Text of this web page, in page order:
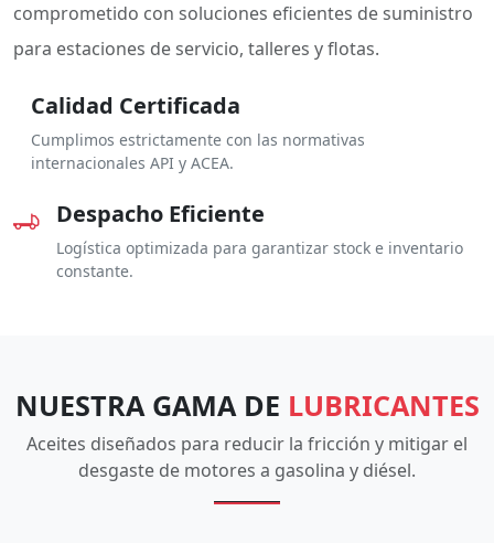
comprometido con soluciones eficientes de suministro
para estaciones de servicio, talleres y flotas.
Calidad Certificada
Cumplimos estrictamente con las normativas
internacionales API y ACEA.
Despacho Eficiente
Logística optimizada para garantizar stock e inventario
constante.
NUESTRA GAMA DE LUBRICANTES
Aceites diseñados para reducir la fricción y mitigar el
desgaste de motores a gasolina y diésel.